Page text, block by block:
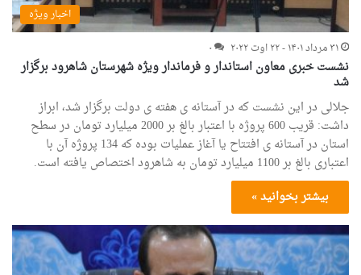
اخبار ویژه
۳۱ مرداد ۱۴۰۱ - ۲۲ اوت ۲۰۲۲
۰
نشست خبری معاون استاندار و فرماندار ویژه شهرستان شاهرود برگزار
شد
جلالی در این نشست که در آستانه ی هفته ی دولت برگزار شد، ابراز
داشت: قریب 600 پروژه با اعتبار بالغ بر 2000 میلیارد تومان در سطح
استان در آستانه ی افتتاح یا آغاز عملیات بوده که 134 پروژه آن با
اعتباری بالغ بر 1100 میلیارد تومان به شاهرود اختصاص یافته است.
بیشتر بخوانید »